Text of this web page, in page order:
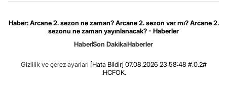
Haber: Arcane 2. sezon ne zaman? Arcane 2. sezon var mı? Arcane 2.
sezonu ne zaman yayınlanacak? - Haberler
HaberSon DakikaHaberler
Gizlilik ve çerez ayarları [Hata Bildir] 07.08.2026 23:58:48 #.0.2#
.HCFOK.